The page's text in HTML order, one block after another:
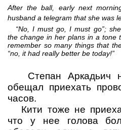
After the ball, early next
husband a telegram that she was
“No, I must go, I must go”;
the change in her plans in a tone
remember so many things that
“no, it had really better be today!”
Степан
обещал приехать
часов.
Кити тоже не
что у нее голова